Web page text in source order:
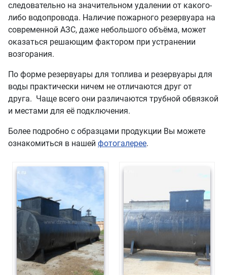
следовательно на значительном удалении от какого-
либо водопровода. Наличие пожарного резервуара на
современной АЗС, даже небольшого объёма, может
оказаться решающим фактором при устранении
возгорания.
По форме резервуары для топлива и резервуары для
воды практически ничем не отличаются друг от
друга. Чаще всего они различаются трубной обвязкой
и местами для её подключения.
Более подробно с образцами продукции Вы можете
ознакомиться в нашей фотогалерее.